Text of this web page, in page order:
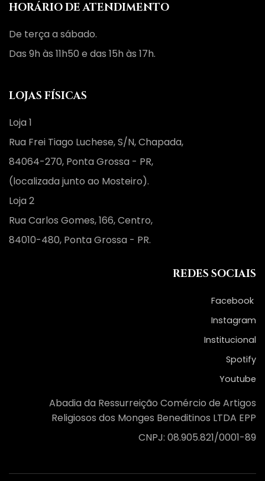
HORÁRIO DE ATENDIMENTO
De terça a sábado.
Das 9h às 11h50 e das 15h às 17h.
LOJAS FÍSICAS
Loja 1
Rua Frei Tiago Luchese, S/N, Chapada,
84064-270, Ponta Grossa - PR,
(localizada junto ao Mosteiro).
Loja 2
Rua Carlos Gomes, 166, Centro,
84010-480, Ponta Grossa - PR.
REDES SOCIAIS
Facebook
Instagram
Institucional
Spotify
Youtube
Abadia da Ressurreição Comércio de Artigos
Religiosos dos Monges Beneditinos LTDA EPP
CNPJ: 08.905.821/0001-89